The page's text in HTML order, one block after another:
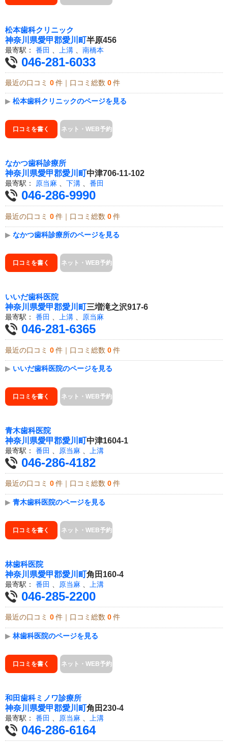
松本歯科クリニック
神奈川県愛甲郡愛川町半原456
最寄駅： 番田 上溝 南橋本
046-281-6033
最近の口コミ 0 件｜口コミ総数 0 件
▶ 松本歯科クリニックのページを見る
口コミを書く ネット・WEB予約
なかつ歯科診療所
神奈川県愛甲郡愛川町中津706-11-102
最寄駅： 原当麻 、 下溝 、 番田
046-286-9990
最近の口コミ 0 件｜口コミ総数 0 件
▶ なかつ歯科診療所のページを見る
口コミを書く ネット・WEB予約
いいだ歯科医院
神奈川県愛甲郡愛川町三増滝之沢917-6
最寄駅： 番田 上溝 原当麻
046-281-6365
最近の口コミ 0 件｜口コミ総数 0 件
▶ いいだ歯科医院のページを見る
口コミを書く ネット・WEB予約
青木歯科医院
神奈川県愛甲郡愛川町中津1604-1
最寄駅： 番田 原当麻 上溝
046-286-4182
最近の口コミ 0 件｜口コミ総数 0 件
▶ 青木歯科医院のページを見る
口コミを書く ネット・WEB予約
林歯科医院
神奈川県愛甲郡愛川町角田160-4
最寄駅： 番田 原当麻 上溝
046-285-2200
最近の口コミ 0 件｜口コミ総数 0 件
▶ 林歯科医院のページを見る
口コミを書く ネット・WEB予約
和田歯科ミノワ診療所
神奈川県愛甲郡愛川町角田230-4
最寄駅： 番田 原当麻 上溝
046-286-6164